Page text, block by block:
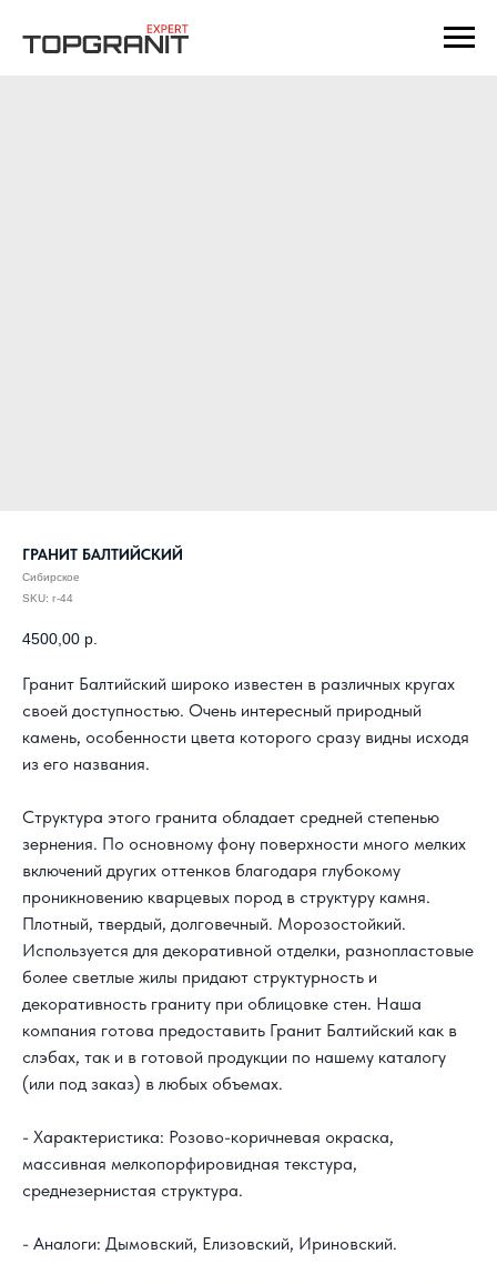
ГРАНИТ БАЛТИЙСКИЙ
Сибирское
SKU: г-44
4500,00 р.
Гранит Балтийский широко известен в различных кругах
своей доступностью. Очень интересный природный
камень, особенности цвета которого сразу видны исходя
из его названия.
Структура этого гранита обладает средней степенью
зернения. По основному фону поверхности много мелких
включений других оттенков благодаря глубокому
проникновению кварцевых пород в структуру камня.
Плотный, твердый, долговечный. Морозостойкий.
Используется для декоративной отделки, разнопластовые
более светлые жилы придают структурность и
декоративность граниту при облицовке стен. Наша
компания готова предоставить Гранит Балтийский как в
слэбах, так и в готовой продукции по нашему каталогу
(или под заказ) в любых объемах.
- Характеристика: Розово-коричневая окраска,
массивная мелкопорфировидная текстура,
среднезернистая структура.
- Аналоги: Дымовский, Елизовский, Ириновский.
СВЯЗАТЬСЯ?